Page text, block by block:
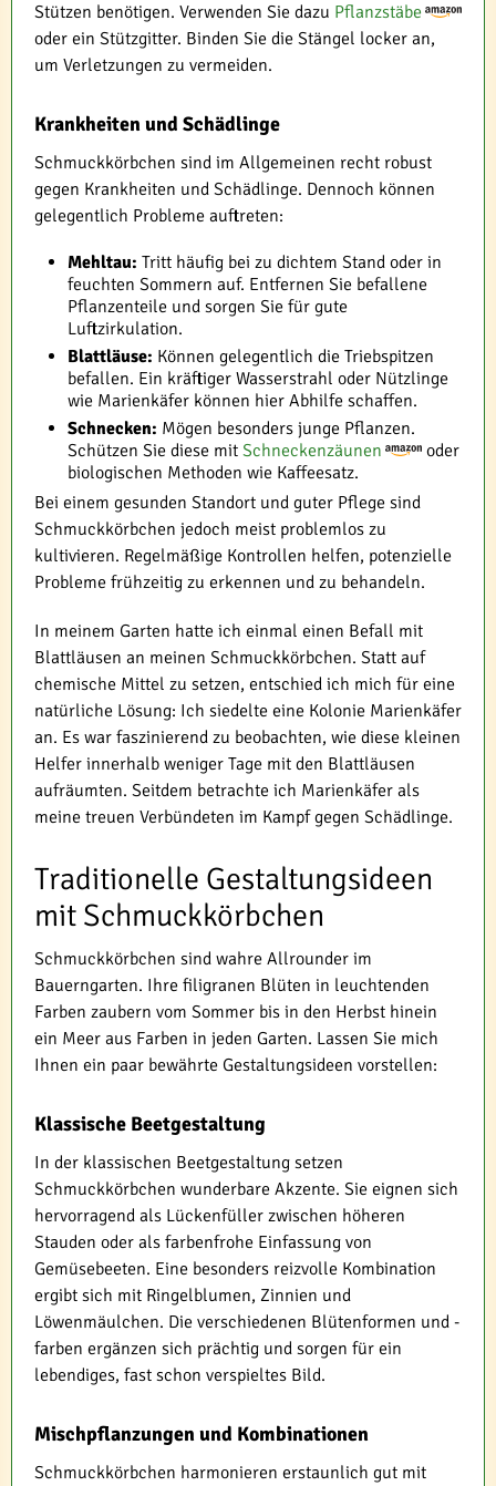
Stützen benötigen. Verwenden Sie dazu Pflanzstäbe
oder ein Stützgitter. Binden Sie die Stängel locker an,
um Verletzungen zu vermeiden.
Krankheiten und Schädlinge
Schmuckkörbchen sind im Allgemeinen recht robust
gegen Krankheiten und Schädlinge. Dennoch können
gelegentlich Probleme auftreten:
Mehltau: Tritt häufig bei zu dichtem Stand oder in
feuchten Sommern auf. Entfernen Sie befallene
Pflanzenteile und sorgen Sie für gute
Luftzirkulation.
Blattläuse: Können gelegentlich die Triebspitzen
befallen. Ein kräftiger Wasserstrahl oder Nützlinge
wie Marienkäfer können hier Abhilfe schaffen.
Schnecken: Mögen besonders junge Pflanzen.
Schützen Sie diese mit Schneckenzäunen
oder
biologischen Methoden wie Kaffeesatz.
Bei einem gesunden Standort und guter Pflege sind
Schmuckkörbchen jedoch meist problemlos zu
kultivieren. Regelmäßige Kontrollen helfen, potenzielle
Probleme frühzeitig zu erkennen und zu behandeln.
In meinem Garten hatte ich einmal einen Befall mit
Blattläusen an meinen Schmuckkörbchen. Statt auf
chemische Mittel zu setzen, entschied ich mich für eine
natürliche Lösung: Ich siedelte eine Kolonie Marienkäfer
an. Es war faszinierend zu beobachten, wie diese kleinen
Helfer innerhalb weniger Tage mit den Blattläusen
aufräumten. Seitdem betrachte ich Marienkäfer als
meine treuen Verbündeten im Kampf gegen Schädlinge.
Traditionelle Gestaltungsideen
mit Schmuckkörbchen
Schmuckkörbchen sind wahre Allrounder im
Bauerngarten. Ihre filigranen Blüten in leuchtenden
Farben zaubern vom Sommer bis in den Herbst hinein
ein Meer aus Farben in jeden Garten. Lassen Sie mich
Ihnen ein paar bewährte Gestaltungsideen vorstellen:
Klassische Beetgestaltung
In der klassischen Beetgestaltung setzen
Schmuckkörbchen wunderbare Akzente. Sie eignen sich
hervorragend als Lückenfüller zwischen höheren
Stauden oder als farbenfrohe Einfassung von
Gemüsebeeten. Eine besonders reizvolle Kombination
ergibt sich mit Ringelblumen, Zinnien und
Löwenmäulchen. Die verschiedenen Blütenformen und -
farben ergänzen sich prächtig und sorgen für ein
lebendiges, fast schon verspieltes Bild.
Mischpflanzungen und Kombinationen
Schmuckkörbchen harmonieren erstaunlich gut mit